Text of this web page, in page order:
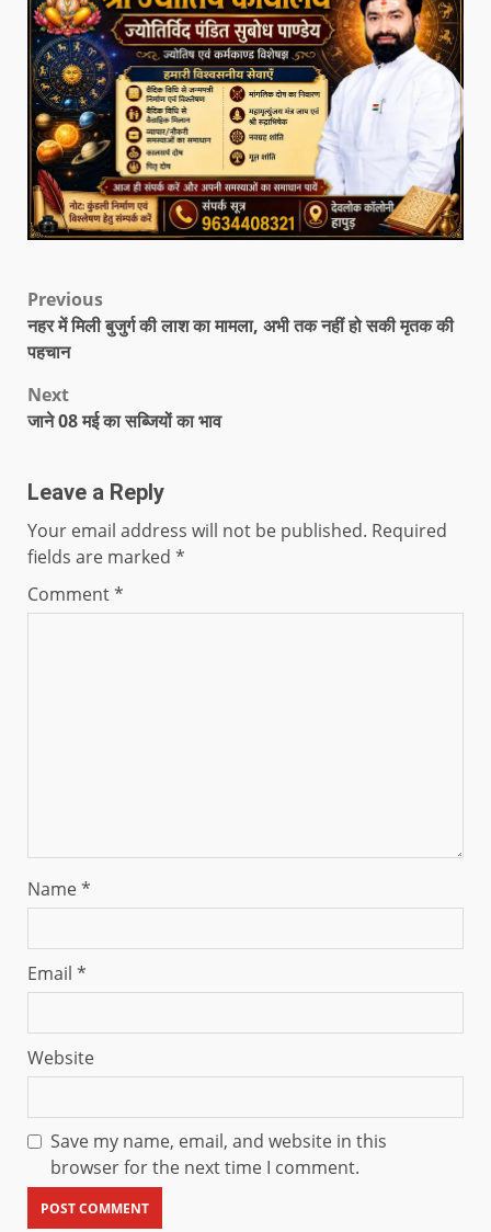
Previous
नहर में मिली बुजुर्ग की लाश का मामला, अभी तक नहीं हो सकी मृतक की
पहचान
Next
जाने 08 मई का सब्जियों का भाव
Leave a Reply
Your email address will not be published. Required
fields are marked *
Comment*
Name*
Email *
Website
Save my name, email, and website in this
browser for the next time I comment.